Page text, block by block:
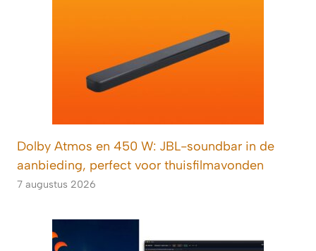
Dolby Atmos en 450 W: JBL-soundbar in de
aanbieding, perfect voor thuisfilmavonden
7 augustus 2026